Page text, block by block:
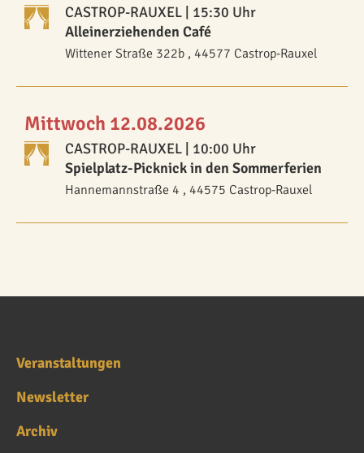
CASTROP-RAUXEL | 15:30 Uhr
Alleinerziehenden Café
Wittener Straße 322b , 44577 Castrop-Rauxel
Mittwoch 12.08.2026
CASTROP-RAUXEL | 10:00 Uhr
Spielplatz-Picknick in den Sommerferien
Hannemannstraße 4 , 44575 Castrop-Rauxel
Veranstaltungen
Newsletter
Archiv